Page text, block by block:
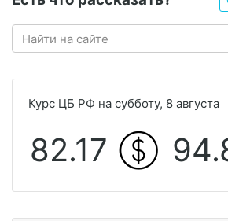
Курс ЦБ РФ на субботу, 8 августа
82.17